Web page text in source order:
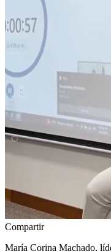
Compartir
María Corina Machado,